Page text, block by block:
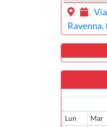
Ravenna,
Lun
Mar